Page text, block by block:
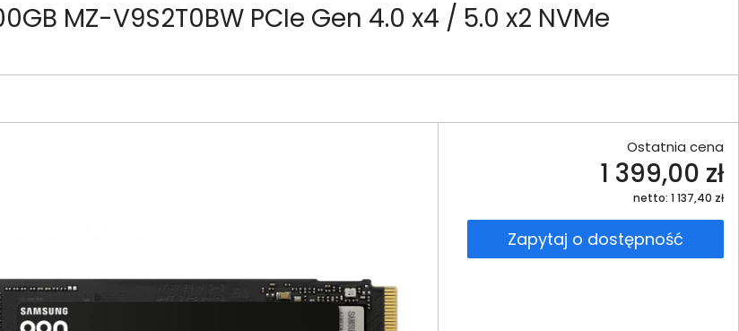
MZ-V9S2T0BW PCIe Gen 4.0 x4 / 5.0 x2 NVMe
Ostatnia cena
1 399,00 zł
netto: 1 137,40 zł
Zapytaj o dostępność